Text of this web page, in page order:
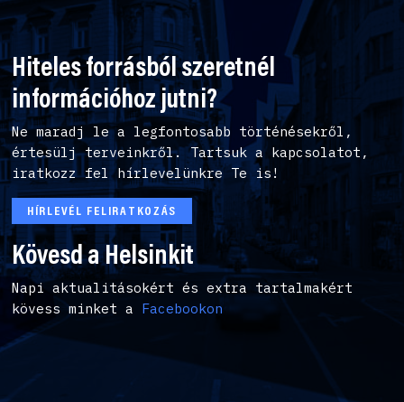
Hiteles forrásból szeretnél
információhoz jutni?
Ne maradj le a legfontosabb történésekről,
értesülj terveinkről. Tartsuk a kapcsolatot,
iratkozz fel hírlevelünkre Te is!
HÍRLEVÉL FELIRATKOZÁS
Kövesd a Helsinkit
Napi aktualitásokért és extra tartalmakért
kövess minket a Facebookon